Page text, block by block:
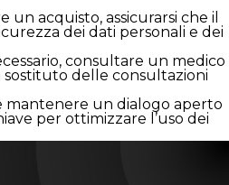
acquisto, assicurarsi che il
dei dati personali e dei
consultare un medico
sostituto delle consultazioni
mantenere un dialogo aperto
per ottimizzare l’uso dei